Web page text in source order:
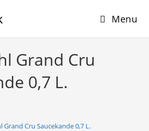
Menu
Grand Cru
0,7 L.
Grand Cru Saucekande 0,7 L.